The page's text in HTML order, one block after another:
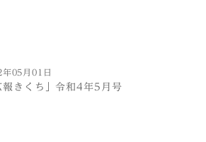
年05月01日
報きくち」令和4年5月号